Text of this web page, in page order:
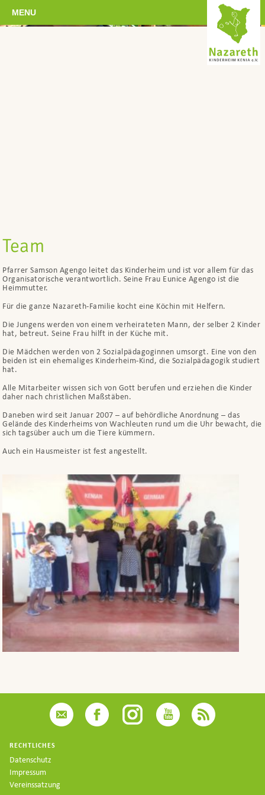
MENU
Team
Pfarrer Samson Agengo leitet das Kinderheim und ist vor allem für das
Organisatorische verantwortlich. Seine Frau Eunice Agengo ist die
Heimmutter.
Für die ganze Nazareth-Familie kocht eine Köchin mit Helfern.
Die Jungens werden von einem verheirateten Mann, der selber 2 Kinder
hat, betreut. Seine Frau hilft in der Küche mit.
Die Mädchen werden von 2 Sozialpädagoginnen umsorgt. Eine von den
beiden ist ein ehemaliges Kinderheim-Kind, die Sozialpädagogik studiert
hat.
Alle Mitarbeiter wissen sich von Gott berufen und erziehen die Kinder
daher nach christlichen Maßstäben.
Daneben wird seit Januar 2007 – auf behördliche Anordnung – das
Gelände des Kinderheims von Wachleuten rund um die Uhr bewacht, die
sich tagsüber auch um die Tiere kümmern.
Auch ein Hausmeister ist fest angestellt.
RECHTLICHES
Datenschutz
Impressum
Vereinssatzung